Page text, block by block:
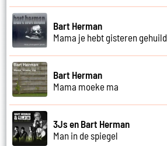
Bart Herman
Mama je hebt gisteren gehuild
Bart Herman
Mama moeke ma
3Js en Bart Herman
Man in de spiegel